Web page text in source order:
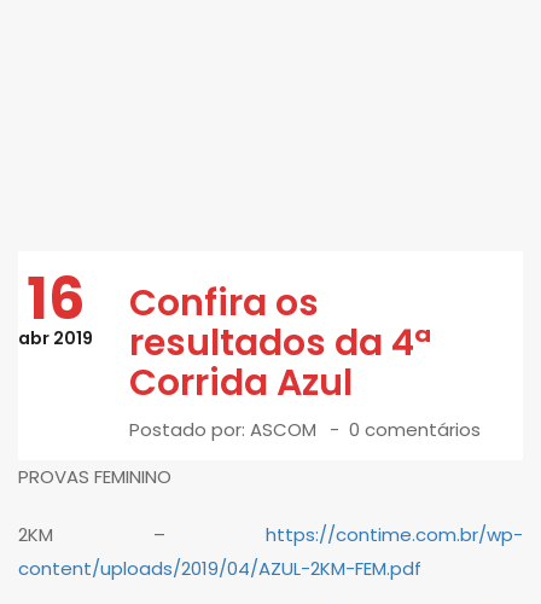
16
abr 2019
Confira os
resultados da 4ª
Corrida Azul
Postado por: ASCOM
0 comentários
PROVAS FEMININO
2KM – https://contime.com.br/wp-
content/uploads/2019/04/AZUL-2KM-FEM.pdf